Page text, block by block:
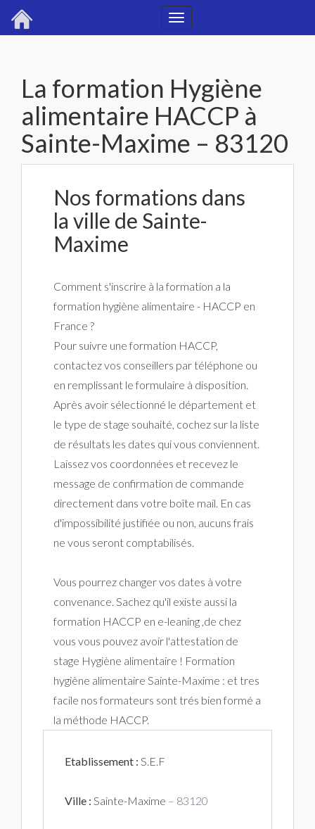
Toggle
La formation Hygiène
alimentaire HACCP à
Sainte-Maxime – 83120
Nos formations dans
la ville de Sainte-
Maxime
Comment s'inscrire à la formation a la
formation hygiène alimentaire - HACCP en
France ?
Pour suivre une formation HACCP,
contactez vos conseillers par téléphone ou
en remplissant le formulaire à disposition.
Après avoir sélectionné le département et
le type de stage souhaité, cochez sur la liste
de résultats les dates qui vous conviennent.
Laissez vos coordonnées et recevez le
message de confirmation de commande
directement dans votre boîte mail. En cas
d'impossibilité justifiée ou non, aucuns frais
ne vous seront comptabilisés.
Vous pourrez changer vos dates à votre
convenance. Sachez qu'il existe aussi la
formation HACCP en e-leaning ,de chez
vous vous pouvez avoir l'attestation de
stage Hygiène alimentaire ! Formation
hygiène alimentaire Sainte-Maxime : et tres
facile nos formateurs sont trés bien formé a
la méthode HACCP.
Etablissement : S.E.F
Ville : Sainte-Maxime – 83120